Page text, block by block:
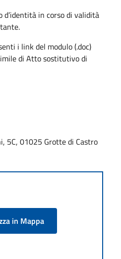
d’identità in corso di validità
i link del modulo (.doc)
di Atto sostitutivo di
5C, 01025 Grotte di Castro
in Mappa